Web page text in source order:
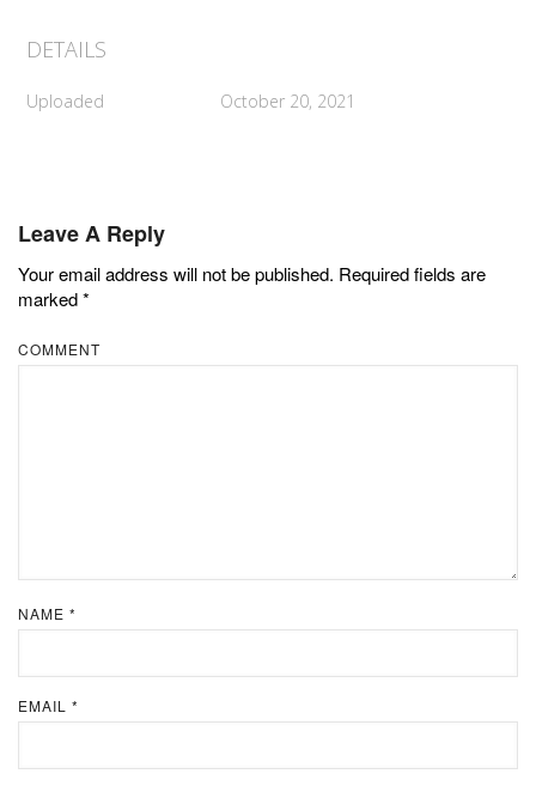
DETAILS
Uploaded October 20, 2021
Leave A Reply
Your email address will not be published. Required fields are
marked*
COMMENT
NAME *
EMAIL *